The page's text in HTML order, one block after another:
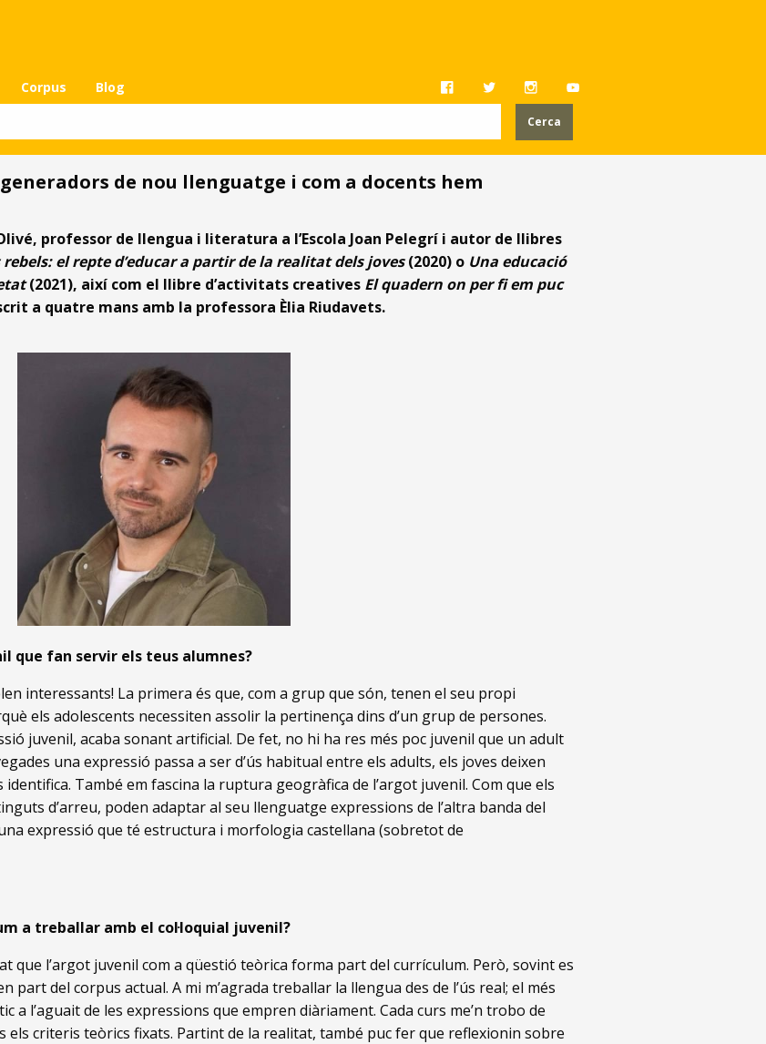
Corpus Blog
de nou llenguatge i com a docents hem
professor de llengua i literatura a l’Escola Joan Pelegrí i autor de llibres
rebels: el repte d’educar a partir de la realitat dels joves(2020) o Una educació
(2021), així com el llibre d’activitats creatives El quadern on per fi em puc
a quatre mans amb la professora Èlia Riudavets.
que fan servir els teus alumnes?
interessants! La primera és que, com a grup que són, tenen el seu propi
els adolescents necessiten assolir la pertinença dins d’un grup de persones.
juvenil, acaba sonant artificial. De fet, no hi ha res més poc juvenil que un adult
una expressió passa a ser d’ús habitual entre els adults, els joves deixen
També em fascina la ruptura geogràfica de l’argot juvenil. Com que els
d’arreu, poden adaptar al seu llenguatge expressions de l’altra banda del
expressió que té estructura i morfologia castellana (sobretot de
a treballar amb el col·loquial juvenil?
que l’argot juvenil com a qüestió teòrica forma part del currículum. Però, sovint es
part del corpus actual. A mi m’agrada treballar la llengua des de l’ús real; el més
a l’aguait de les expressions que empren diàriament. Cada curs me’n trobo de
els criteris teòrics fixats. Partint de la realitat, també puc fer que reflexionin sobre